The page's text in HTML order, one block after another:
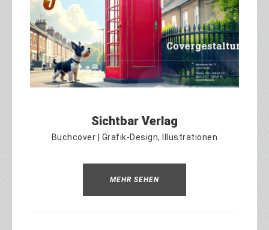
Sichtbar Verlag
Buchcover | Grafik-Design, Illustrationen
MEHR SEHEN